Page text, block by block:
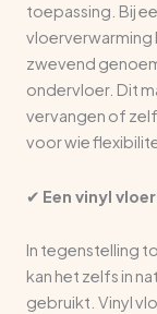
toepassing. Bij
vloerverwarming
zwevend
ondervloer. Dit
vervangen of
voor wie
✔ Een vinyl
In tegenstelling
kan het zelfs in
gebruikt. Vinyl